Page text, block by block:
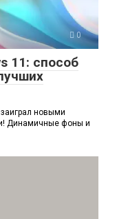
0
11: способ
новыми
Динамичные фоны и